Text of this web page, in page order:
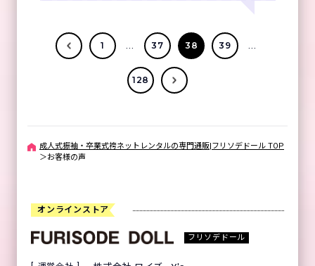
1 ... 37 38 39 ...
128
成人式振袖・卒業式袴ネットレンタルの専門通販|フリソデドール TOP
＞お客様の声
オンラインストア
フリソデドール